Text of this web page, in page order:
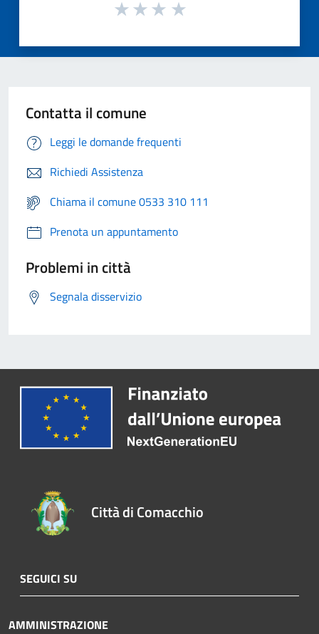
Contatta il comune
Leggi le domande frequenti
Richiedi Assistenza
Chiama il comune 0533 310 111
Prenota un appuntamento
Problemi in città
Segnala disservizio
Città di Comacchio
SEGUICI SU
AMMINISTRAZIONE